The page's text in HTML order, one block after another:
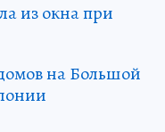
из окна при
на Большой